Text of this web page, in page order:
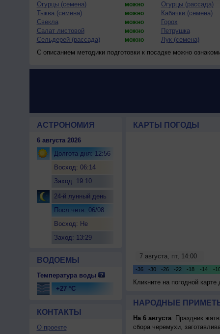
Огурцы (семена) можно Огурцы (рассада)
Тыква (семена) можно Кабачки (семена)
Свекла можно Горох
Салат листовой можно Петрушка
Сельдерей (рассада) можно Лук (семена)
С описанием методики подготовки к посадке можно
АСТРОНОМИЯ
6 августа 2026
Долгота дня: 12:56
Восход: 06:14
Заход: 19:10
24-й лунный день
Посл.четв. 06/08
Восход: Не
Заход: 13:29
ВОДОЕМЫ
Температура воды
+27 °C
КОНТАКТЫ
О проекте
КАРТЫ ПОГОДЫ
Кликните на погодной
НАРОДНЫЕ
На 6 августа: Праздник
сбора черемухи,